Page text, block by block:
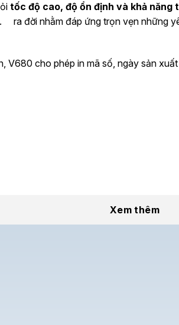
tốc độ cao, độ ổn định và khả
ra đời nhằm đáp ứng trọn vẹn những
V680 cho phép in mã số, ngày sản
Xem thêm